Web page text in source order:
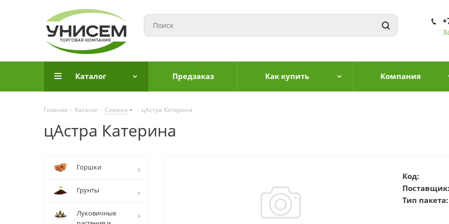
Каталог Предзаказ Как купить Компания
Главная - Каталог - Семена - цАстра Катерина
цАстра Катерина
Код:
Поставщик:
Тип пакета:
Горшки
Грунты
Луковичные